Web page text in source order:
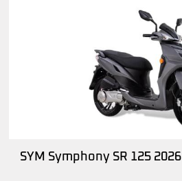
SYM Symphony SR 125 2026